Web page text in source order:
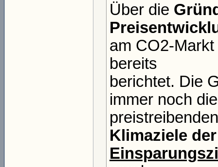
Über die
am CO2-
bereits
berichtet. Die
immer noch
Klimaziele